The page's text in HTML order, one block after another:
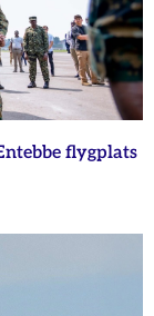
flygplats